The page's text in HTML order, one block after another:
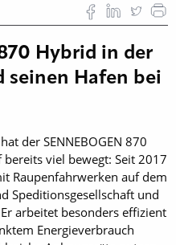
Hybrid in der
seinen Hafen bei
der SENNEBOGEN 870
viel bewegt: Seit 2017
Raupenfahrwerken auf dem
Speditionsgesellschaft und
arbeitet besonders effizient
Energieverbrauch